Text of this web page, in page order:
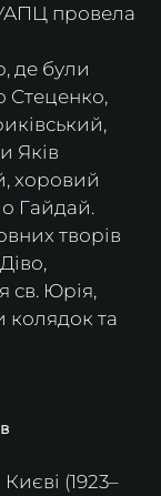
УАПЦ провела
де були
Стеценко,
Яків
хоровий
Гайдай.
творів
св. Юрія,
колядок та
(1923–